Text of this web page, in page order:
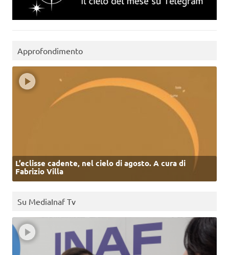
Approfondimento
L’eclisse cadente, nel cielo di agosto. A cura di
Fabrizio Villa
Su MediaInaf Tv